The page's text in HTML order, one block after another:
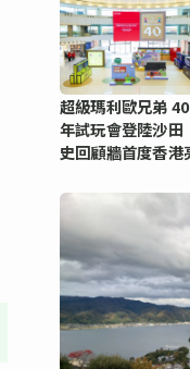
超級瑪利歐兄弟
年試玩會登陸沙
史回顧牆首度香港